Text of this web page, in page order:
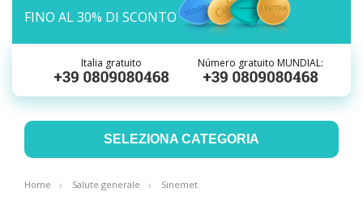
FINO AL 30% DI SCONTO
Italia gratuito Número gratuito MUNDIAL:
SELEZIONA CATEGORIA
Home Salute generale Sinemet